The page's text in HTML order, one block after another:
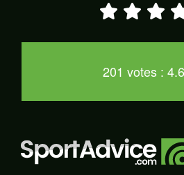
201 votes :